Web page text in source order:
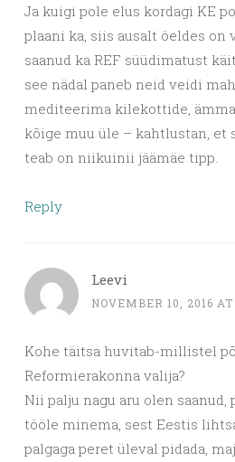
Ja kuigi pole elus kordagi KE
plaani ka, siis ausalt öeldes on
saanud ka REF süüdimatust
see nädal paneb neid veidi
mediteerima kilekottide,
kõige muu üle – kahtlustan, et
teab on niikuinii jäämäe tipp.
Reply
Leevi
NOVEMBER 10, 2016 AT
Kohe täitsa huvitab-millistel
Reformierakonna valija?
Nii palju nagu aru olen
tööle minema, sest Eestis
palgaga peret üleval pidada,